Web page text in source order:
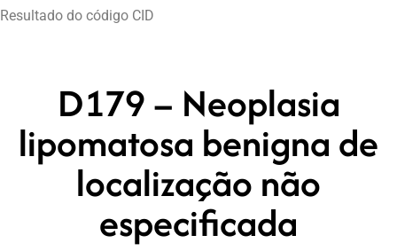
Resultado do código CID
D179 – Neoplasia
lipomatosa benigna de
localização não
especificada